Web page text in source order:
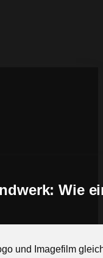
Wie
und Imagefilm